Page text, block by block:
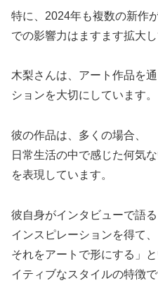
特に、2024年も複数の新作
での影響力はますます拡大し
木梨さんは、アート作品を
ションを大切にしています。
彼の作品は、多くの場合、
日常生活の中で感じた何気
を表現しています。
彼自身がインタビューで語
インスピレーションを得て、
それをアートで形にする」
イティブなスタイルの特徴で